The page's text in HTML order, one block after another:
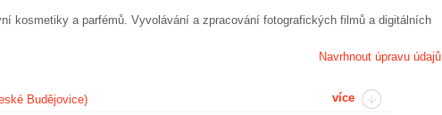
kosmetiky a parfémů. Vyvolávání a zpracování fotografických filmů a digitálních
Navrhnout úpravu údajů
Budějovice)
více